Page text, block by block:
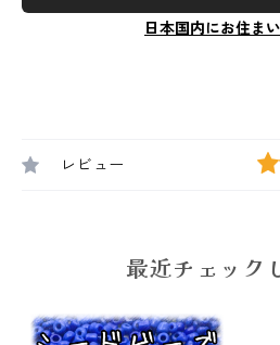
日本国内にお住ま
レビュー
最近チェック